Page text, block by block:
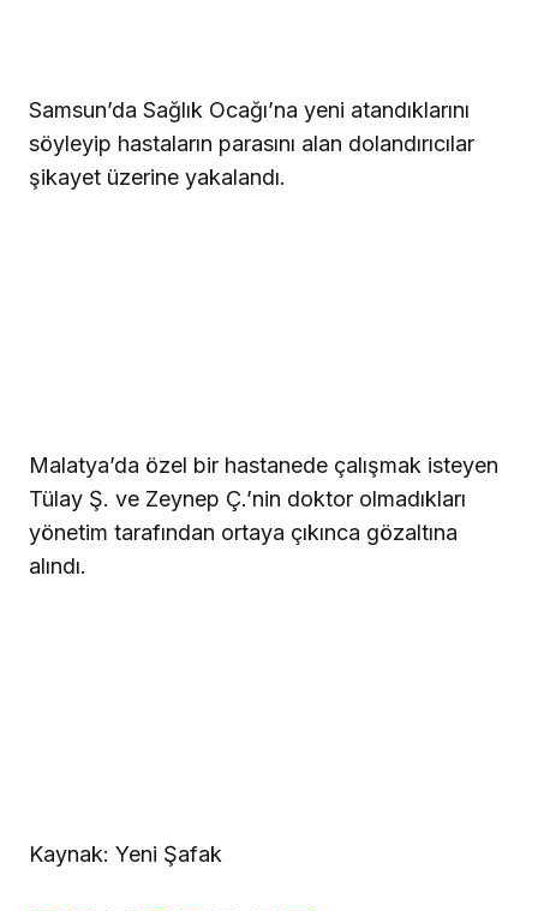
Samsun’da Sağlık Ocağı’na yeni atandıklarını
söyleyip hastaların parasını alan dolandırıcılar
şikayet üzerine yakalandı.
Malatya’da özel bir hastanede çalışmak isteyen
Tülay Ş. ve Zeynep Ç.’nin doktor olmadıkları
yönetim tarafından ortaya çıkınca gözaltına
alındı.
Kaynak: Yeni Şafak